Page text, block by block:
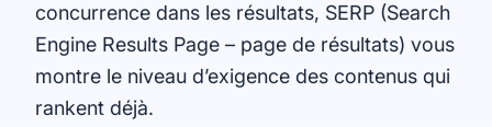
concurrence dans les résultats, SERP (Search
Engine Results Page – page de résultats) vous
montre le niveau d’exigence des contenus qui
rankent déjà.